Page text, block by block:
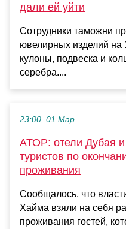
дали ей уйти
Сотрудники таможни
ювелирных изделий на
кулоны, подвеска и
серебра....
23:00, 01 Мар
АТОР: отели Дубая
туристов по
проживания
Сообщалось, что
Хайма взяли на себя
проживания гостей,